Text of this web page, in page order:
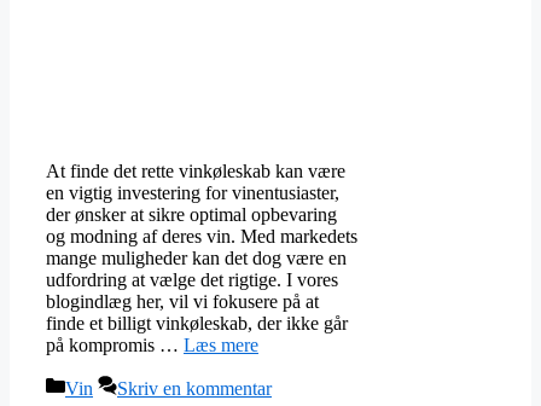
At finde det rette vinkøleskab kan være
en vigtig investering for vinentusiaster,
der ønsker at sikre optimal opbevaring
og modning af deres vin. Med markedets
mange muligheder kan det dog være en
udfordring at vælge det rigtige. I vores
blogindlæg her, vil vi fokusere på at
finde et billigt vinkøleskab, der ikke går
på kompromis … Læs mere
Kategorier
Vin Skriv en kommentar